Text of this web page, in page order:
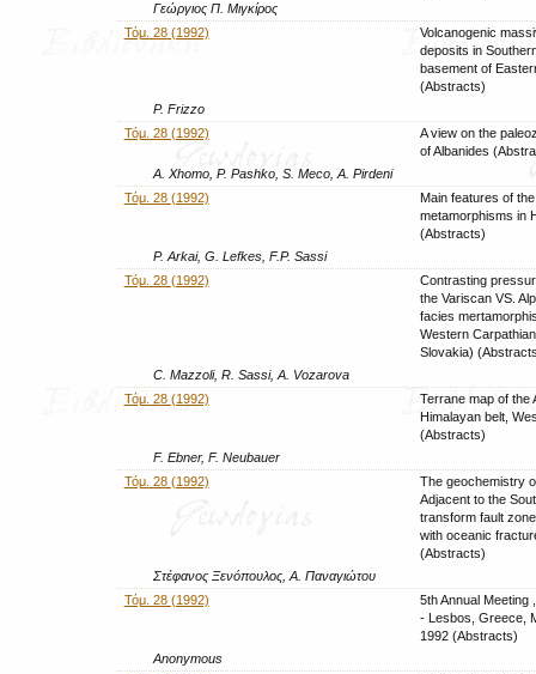
Γεώργιος Π. Μιγκίρος
Τόμ. 28 (1992)
Volcanogenic
deposits in
basement of
(Abstracts)
P. Frizzo
Τόμ. 28 (1992)
A view on the
of Albanides
A. Xhomo, P. Pashko, S. Meco, A. Pirdeni
Τόμ. 28 (1992)
Main features of
metamorphisms in
(Abstracts)
P. Arkai, G. Lefkes, F.P. Sassi
Τόμ. 28 (1992)
Contrasting
the Variscan VS.
facies
Western
Slovakia)
C. Mazzoli, R. Sassi, A. Vozarova
Τόμ. 28 (1992)
Terrane map of the
Himalayan belt,
(Abstracts)
F. Ebner, F. Neubauer
Τόμ. 28 (1992)
The geochemistry
Adjacent to the
transform fault
with oceanic
(Abstracts)
Στέφανος Ξενόπουλος, Α. Παναγιώτου
Τόμ. 28 (1992)
5th Annual Meeting
- Lesbos, Greece,
1992 (Abstracts)
Anonymous